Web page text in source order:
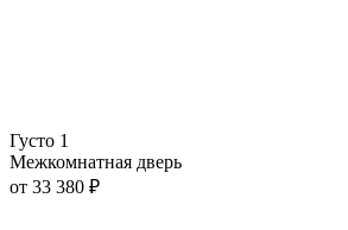
Густо 1
Межкомнатная дверь
от 33 380 ₽